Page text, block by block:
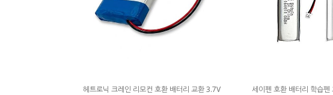
헤트로닉 크레인 리모컨 호환 배터리 교환 3.7V
세이펜 호환 배터리 학습